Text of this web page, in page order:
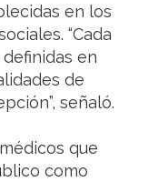
en los
“Cada
en
de
señaló.
que
como